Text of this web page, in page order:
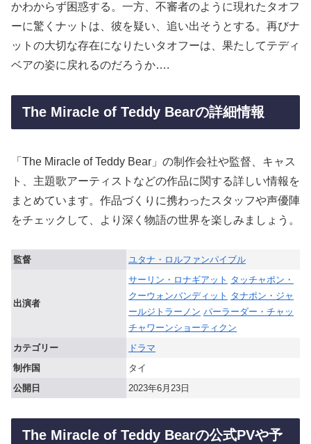
かわからず困惑する。一方、不審者のように現れたタオフ
ーに驚くナットは、彼を疑い、追い出そうとする。再びナ
ットの大切な存在になりたいタオフーは、果たしてテディ
ベアの姿に戻れるのだろうか….
The Miracle of Teddy Bearの詳細情報
「The Miracle of Teddy Bear」の制作会社や監督、キャス
ト、主題歌アーティストなどの作品に関する詳しい情報を
まとめています。作品づくりに携わったスタッフや声優陣
をチェックして、より深く物語の世界を楽しみましょう。
監督 ユタナ・ロルファンパイブル
出演者
サーリン・ロナギアット タッチャポン・
クーウォンバンディット タナポン・ジャ
ールジトラーノン パーラーダー・チャッ
チャワーンショーティクン
カテゴリー
ドラマ
制作国
タイ
公開日
2023年6月23日
The Miracle of Teddy Bearの公式PVや予